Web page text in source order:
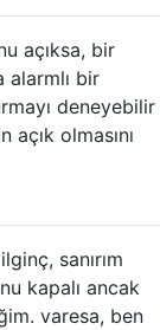
açıksa, bir
alarmlı bir
deneyebilir
olmasını
sanırım
kapalı ancak
varesa, ben